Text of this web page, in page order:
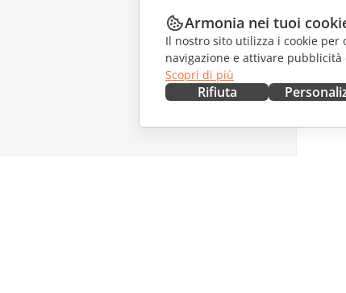
Armonia nei tuoi
Il nostro sito utilizza i cookie
navigazione e attivare
Scopri di più
Rifiuta